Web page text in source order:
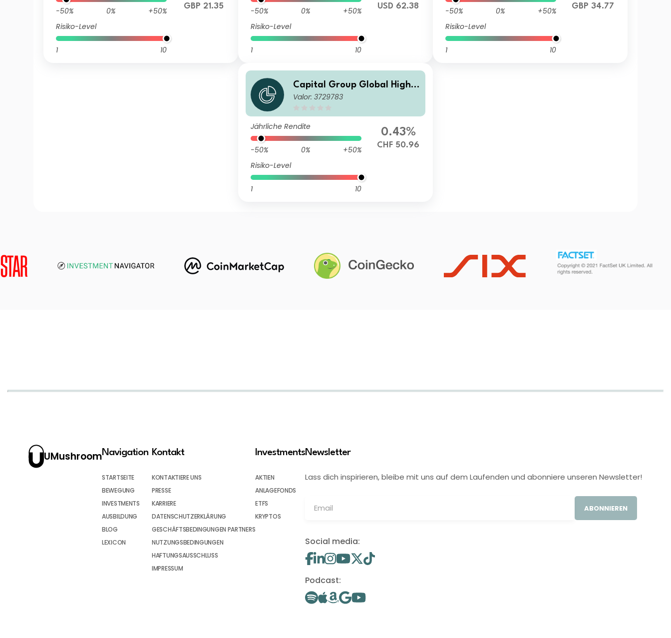
-50% 0%
+50%
Risiko-Level
1 10
GBP 21.35 -50% 0%
+50%
Risiko-Level
1 10
USD 62.38 -50% 0%
+50%
Risiko-Level
1 10
GBP 34.77
Capital Group Global High I
ncome Opportunities (LUX)
Valor: 3729783
Jährliche Rendite
-50% 0%
+50%
Risiko-Level
1 10
0.43%
CHF 50.96
UMushroomNavigation
STARTSEITE
BEWEGUNG
INVESTMENTS
AUSBILDUNG
BLOG
LEXICON
Kontakt
KONTAKTIERE UNS
PRESSE
KARRIERE
DATENSCHUTZERKLÄRUNG
GESCHÄFTSBEDINGUNGEN PARTNERS
NUTZUNGSBEDINGUNGEN
HAFTUNGSAUSSCHLUSS
IMPRESSUM
Investments
AKTIEN
ANLAGEFONDS
ETFS
KRYPTOS
Newsletter
Lass dich inspirieren, bleibe mit uns auf dem Laufenden und abonniere unseren Newsletter!
ABONNIEREN
Social media:
Podcast: